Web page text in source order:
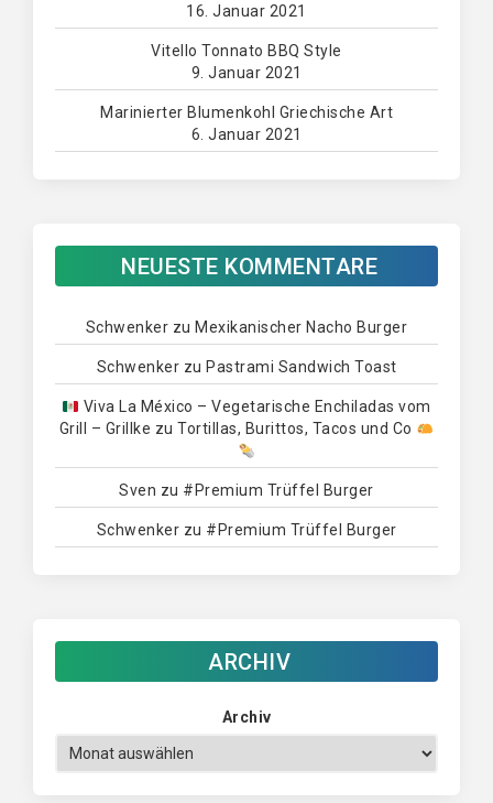
16. Januar 2021
Vitello Tonnato BBQ Style
9. Januar 2021
Marinierter Blumenkohl Griechische Art
6. Januar 2021
NEUESTE KOMMENTARE
Schwenker zu Mexikanischer Nacho Burger
Schwenker zu Pastrami Sandwich Toast
Viva La México – Vegetarische Enchiladas vom
Grill – Grillke zuTortillas, Burittos, Tacos und Co
Sven zu #Premium Trüffel Burger
Schwenker zu #Premium Trüffel Burger
ARCHIV
Archiv